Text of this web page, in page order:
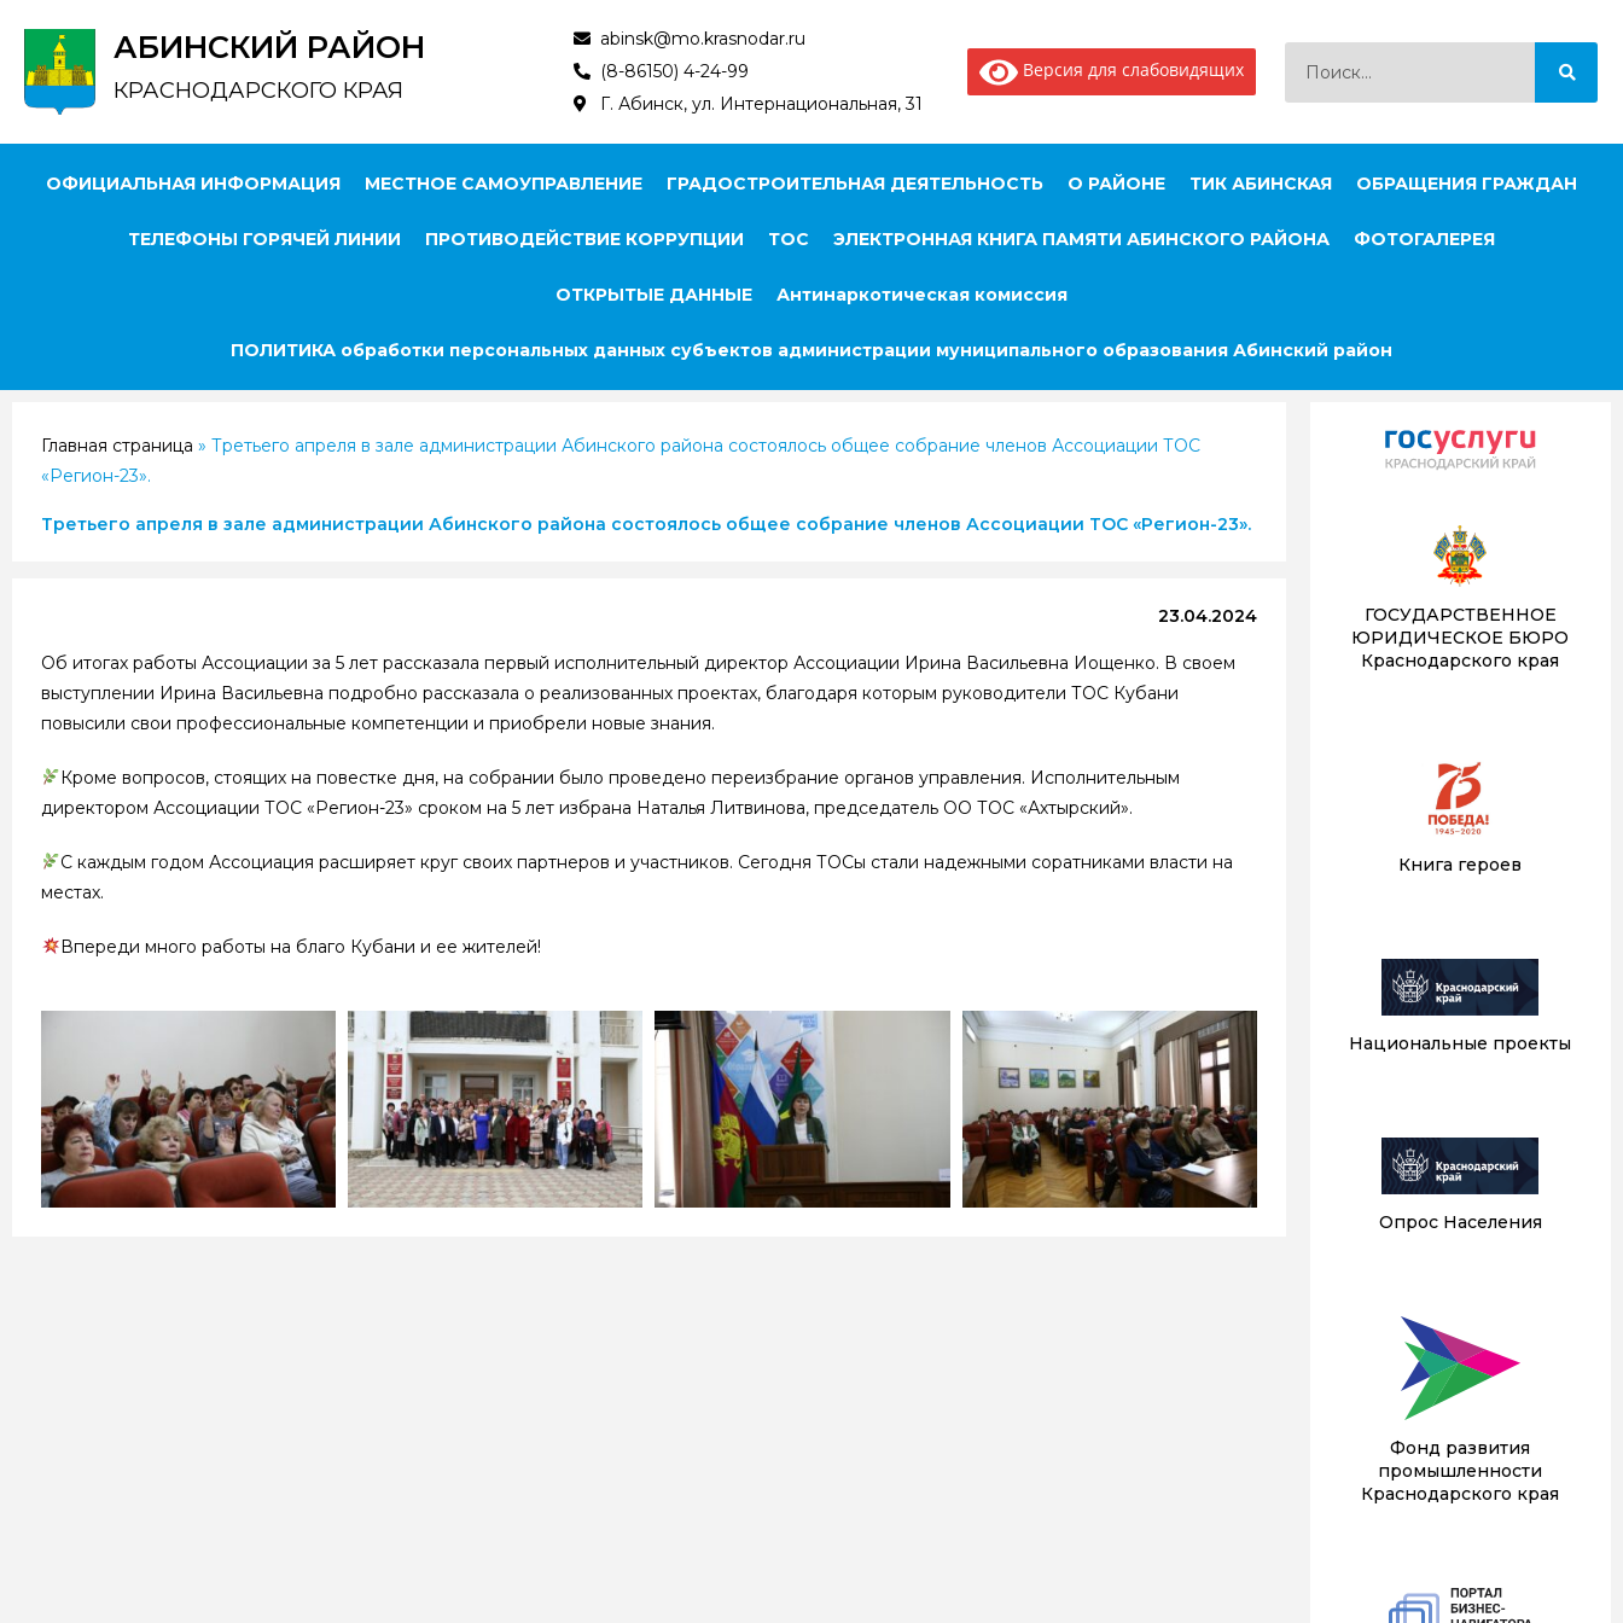
АБИНСКИЙ РАЙОН
КРАСНОДАРСКОГО КРАЯ
abinsk@mo.krasnodar.ru
(8-86150) 4-24-99
Г. Абинск, ул. Интернациональная, 31
Версия для слабовидящих
ОФИЦИАЛЬНАЯ ИНФОРМАЦИЯ МЕСТНОЕ САМОУПРАВЛЕНИЕ ГРАДОСТРОИТЕЛЬНАЯ ДЕЯТЕЛЬНОСТЬ О РАЙОНЕ ТИК АБИНСКАЯ ОБРАЩЕНИЯ ГРАЖДАН
ТЕЛЕФОНЫ ГОРЯЧЕЙ ЛИНИИ ПРОТИВОДЕЙСТВИЕ КОРРУПЦИИ ТОС ЭЛЕКТРОННАЯ КНИГА ПАМЯТИ АБИНСКОГО РАЙОНА ФОТОГАЛЕРЕЯ
ОТКРЫТЫЕ ДАННЫЕ Антинаркотическая комиссия
ПОЛИТИКА обработки персональных данных субъектов администрации муниципального образования Абинский район
Главная страница » Третьего апреля в зале администрации Абинского района состоялось общее собрание членов Ассоциации ТОС
«Регион-23».
Третьего апреля в зале администрации Абинского района состоялось общее собрание членов Ассоциации ТОС «Регион-23».
23.04.2024
Об итогах работы Ассоциации за 5 лет рассказала первый исполнительный директор Ассоциации Ирина Васильевна Иощенко. В своем
выступлении Ирина Васильевна подробно рассказала о реализованных проектах, благодаря которым руководители ТОС Кубани
повысили свои профессиональные компетенции и приобрели новые знания.
Кроме вопросов, стоящих на повестке дня, на собрании было проведено переизбрание органов управления. Исполнительным
директором Ассоциации ТОС «Регион-23» сроком на 5 лет избрана Наталья Литвинова, председатель ОО ТОС «Ахтырский».
С каждым годом Ассоциация расширяет круг своих партнеров и участников. Сегодня ТОСы стали надежными соратниками власти на
местах.
Впереди много работы на благо Кубани и ее жителей!
ГОСУДАРСТВЕННОЕ
ЮРИДИЧЕСКОЕ БЮРО
Краснодарского края
Книга героев
Национальные проекты
Опрос Населения
Фонд развития
промышленности
Краснодарского края